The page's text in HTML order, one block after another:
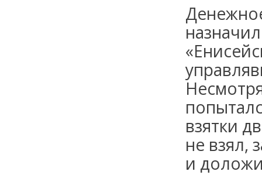
взятки
не взял,
и